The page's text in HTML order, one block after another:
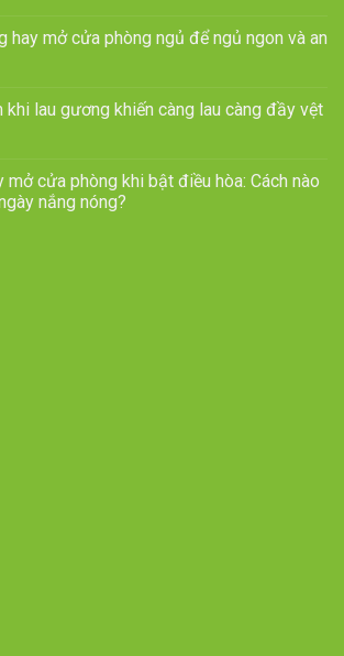
hay mở cửa phòng ngủ để ngủ ngon và an
khi lau gương khiến càng lau càng đầy vệt
mở cửa phòng khi bật điều hòa: Cách nào
nắng nóng?